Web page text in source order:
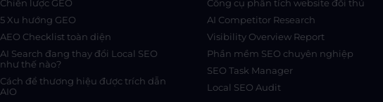
Chiến lược GEO
5 Xu hướng GEO
AEO Checklist toàn diện
AI Search đang thay đổi Local SEO
như thế nào?
Cách để thương hiệu được trích dẫn
AIO
Công cụ phân tích website đối thủ
AI Competitor Research
Visibility Overview Report
Phần mềm SEO chuyên nghiệp
SEO Task Manager
Local SEO Audit